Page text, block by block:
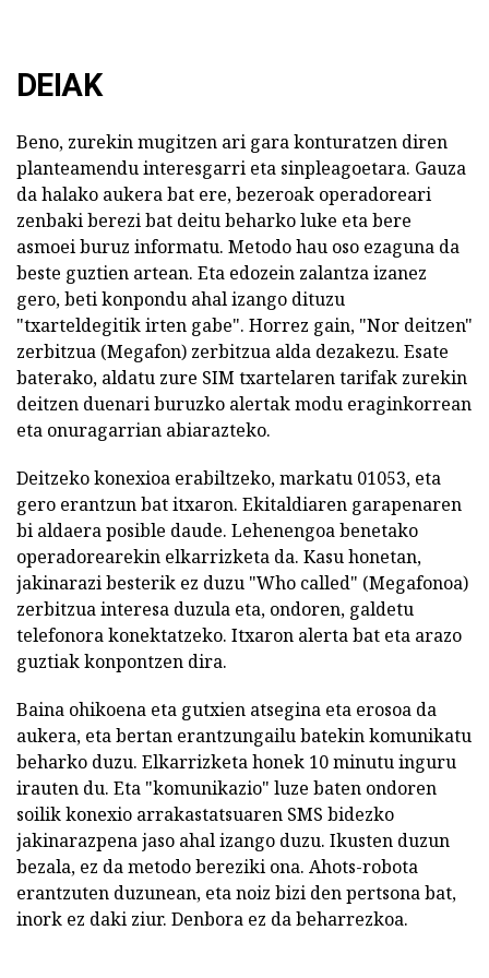
DEIAK
Beno, zurekin mugitzen ari gara konturatzen diren
planteamendu interesgarri eta sinpleagoetara. Gauza
da halako aukera bat ere, bezeroak operadoreari
zenbaki berezi bat deitu beharko luke eta bere
asmoei buruz informatu. Metodo hau oso ezaguna da
beste guztien artean. Eta edozein zalantza izanez
gero, beti konpondu ahal izango dituzu
"txarteldegitik irten gabe". Horrez gain, "Nor deitzen"
zerbitzua (Megafon) zerbitzua alda dezakezu. Esate
baterako, aldatu zure SIM txartelaren tarifak zurekin
deitzen duenari buruzko alertak modu eraginkorrean
eta onuragarrian abiarazteko.
Deitzeko konexioa erabiltzeko, markatu 01053, eta
gero erantzun bat itxaron. Ekitaldiaren garapenaren
bi aldaera posible daude. Lehenengoa benetako
operadorearekin elkarrizketa da. Kasu honetan,
jakinarazi besterik ez duzu "Who called" (Megafonoa)
zerbitzua interesa duzula eta, ondoren, galdetu
telefonora konektatzeko. Itxaron alerta bat eta arazo
guztiak konpontzen dira.
Baina ohikoena eta gutxien atsegina eta erosoa da
aukera, eta bertan erantzungailu batekin komunikatu
beharko duzu. Elkarrizketa honek 10 minutu inguru
irauten du. Eta "komunikazio" luze baten ondoren
soilik konexio arrakastatsuaren SMS bidezko
jakinarazpena jaso ahal izango duzu. Ikusten duzun
bezala, ez da metodo bereziki ona. Ahots-robota
erantzuten duzunean, eta noiz bizi den pertsona bat,
inork ez daki ziur. Denbora ez da beharrezkoa.